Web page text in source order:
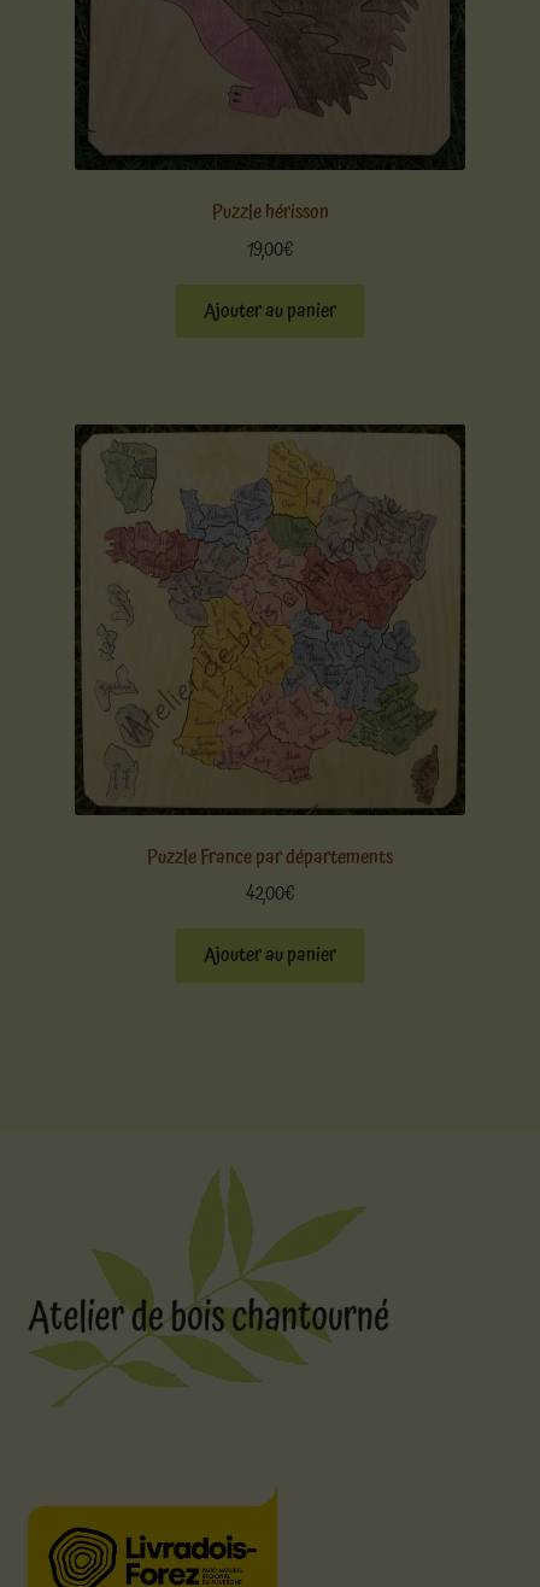
Puzzle hérisson
19,00€
Ajouter au panier
Puzzle France par départements
42,00€
Ajouter au panier